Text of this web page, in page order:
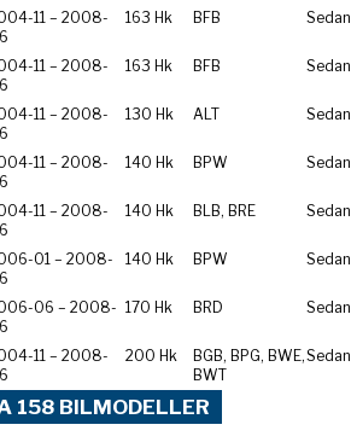
11 – 2008-
163 Hk BFB Sedan
11 – 2008-
163 Hk BFB Sedan
11 – 2008-
130 Hk ALT Sedan
11 – 2008-
140 Hk BPW Sedan
11 – 2008-
140 Hk BLB, BRE Sedan
01 – 2008-
140 Hk BPW Sedan
06 – 2008- 170 Hk BRD Sedan
11 – 2008-
200 Hk
BGB, BPG, BWE,
BWT
Sedan
158 BILMODELLER